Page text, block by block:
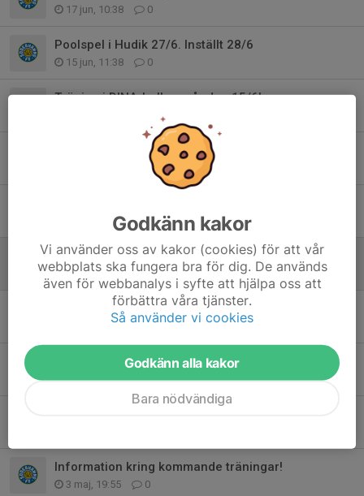
17 jun, 10:38 0
Poolspel i Hudik 27/6. Inställt 28/6
15 jun, 11:38 0
Träning i DINA-hallen måndag 15/6!
TRÄNING IDAG I DINAHALLEN!
0
6 jun, 19:10 0
Brådskande anmälan!
3 jun, 17:30 0
Anmälan till Hudik Cup och poolspel!
2 jun, 09:31 0
Tränings info!
24 maj, 20:39 0
Information kring kommande träningar!
3 maj, 19:55 0
Godkänn kakor
Vi använder oss av kakor (cookies) för att vår
webbplats ska fungera bra för dig. De används
även för webbanalys i syfte att hjälpa oss att
förbättra våra tjänster.
Så använder vi cookies
Godkänn alla kakor
Bara nödvändiga